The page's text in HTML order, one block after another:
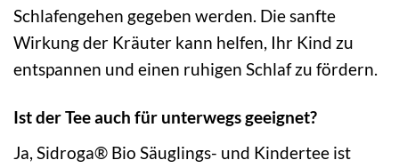
Schlafengehen gegeben werden. Die sanfte
Wirkung der Kräuter kann helfen, Ihr Kind zu
entspannen und einen ruhigen Schlaf zu fördern.
Ist der Tee auch für unterwegs geeignet?
Ja, Sidroga® Bio Säuglings- und Kindertee ist